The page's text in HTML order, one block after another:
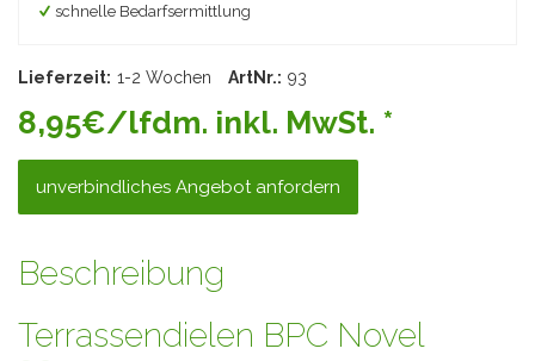
schnelle Bedarfsermittlung
Lieferzeit: 1-2 Wochen ArtNr.: 93
8,95€/lfdm. inkl. MwSt. *
unverbindliches Angebot anfordern
Beschreibung
Terrassendielen BPC Novel